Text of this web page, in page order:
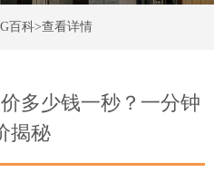
百科>查看详情
多少钱一秒？一分钟
揭秘